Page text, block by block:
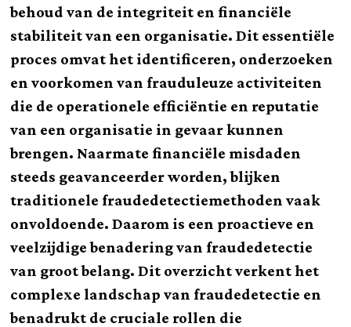
behoud van de integriteit en financiële
stabiliteit van een organisatie. Dit essentiële
proces omvat het identificeren, onderzoeken
en voorkomen van frauduleuze activiteiten
die de operationele efficiëntie en reputatie
van een organisatie in gevaar kunnen
brengen. Naarmate financiële misdaden
steeds geavanceerder worden, blijken
traditionele fraudedetectiemethoden vaak
onvoldoende. Daarom is een proactieve en
veelzijdige benadering van fraudedetectie
van groot belang. Dit overzicht verkent het
complexe landschap van fraudedetectie en
benadrukt de cruciale rollen die